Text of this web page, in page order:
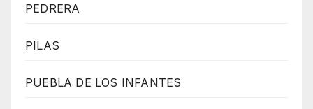
PEDRERA
PILAS
PUEBLA DE LOS INFANTES